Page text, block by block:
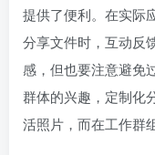
提供了便利。在实际
分享文件时，互动反
感，但也要注意避免
群体的兴趣，定制化
活照片，而在工作群